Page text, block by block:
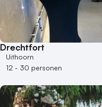
Museum
Theater
Varende locatie
Drechtfort
Uithoorn
12 - 30 personen